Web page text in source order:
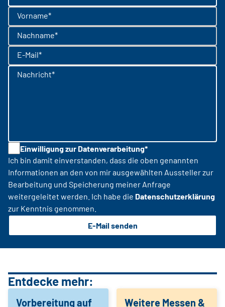
Vorname*
Nachname*
E-Mail*
Nachricht*
Einwilligung zur Datenverarbeitung*
Ich bin damit einverstanden, dass die oben genannten
Informationen an den von mir ausgewählten Aussteller zur
Bearbeitung und Speicherung meiner Anfrage
weitergeleitet werden. Ich habe die Datenschutzerklärung
zur Kenntnis genommen.
E-Mail senden
Entdecke mehr:
Vorbereitung auf Weitere Messen &